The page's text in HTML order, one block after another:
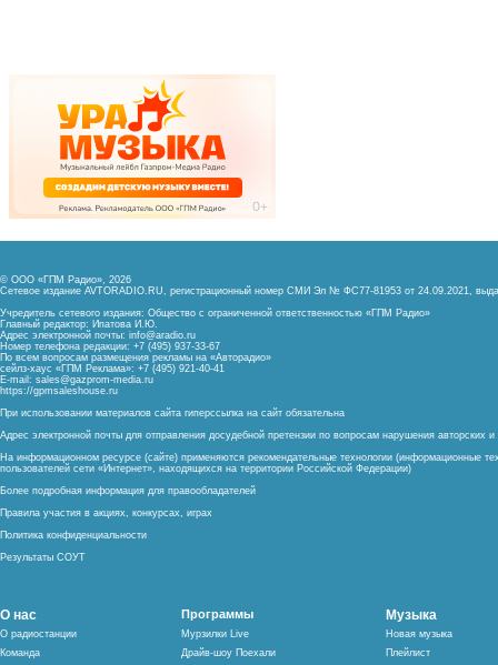
© ООО «ГПМ Радио», 2026
Сетевое издание AVTORADIO.RU, регистрационный номер СМИ Эл № ФС77-81953 от 24.09.2021,
Учредитель сетевого издания: Общество с ограниченной ответственностью «ГПМ Радио»
Главный редактор: Ипатова И.Ю.
Адрес электронной почты: info@aradio.ru
Номер телефона редакции: +7 (495) 937-33-67
По всем вопросам размещения рекламы на «Авторадио»
сейлз-хаус «ГПМ Реклама»: +7 (495) 921-40-41
E-mail: sales@gazprom-media.ru
https://gpmsaleshouse.ru
При использовании материалов сайта гиперссылка на сайт обязательна
Адрес электронной почты для отправления досудебной претензии по вопросам нарушения авторских
На информационном ресурсе (сайте) применяются рекомендательные технологии (информационные
пользователей сети «Интернет», находящихся на территории Российской Федерации)
Более подробная информация для правообладателей
Правила участия в акциях, конкурсах, играх
Политика конфиденциальности
Результаты СОУТ
О нас
О радиостанции
Команда
Программы
Мурзилки Live
Драйв-шоу Поехали
Музыка
Новая музыка
Плейлист